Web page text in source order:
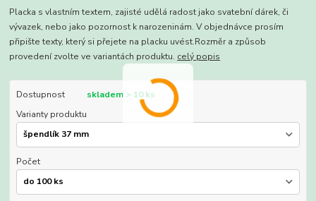
Placka s vlastním textem, zajisté udělá radost jako svatební dárek, či
vývazek, nebo jako pozornost k narozeninám. V objednávce prosím
připište texty, který si přejete na placku uvést.Rozměr a způsob
provedení zvolte ve variantách produktu. celý popis
Dostupnost
skladem > 10 ks
Varianty produktu
Počet